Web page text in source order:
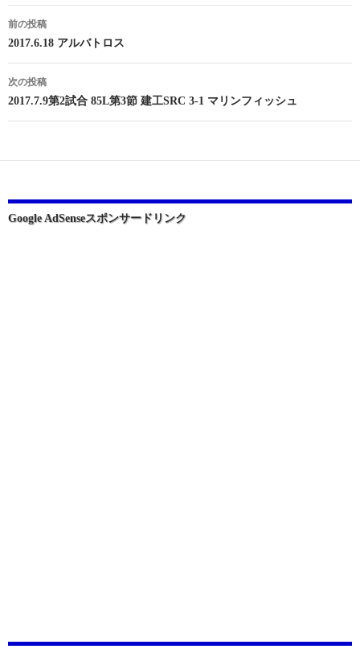
投
稿
ナ
ビ
ー
ョ
前の投稿
2017.6.18 アルバトロス
次の投稿
2017.7.9第2試合 85L第3節 建工SRC 3-1 マリンフィッシュ
Google AdSenseスポンサードリンク